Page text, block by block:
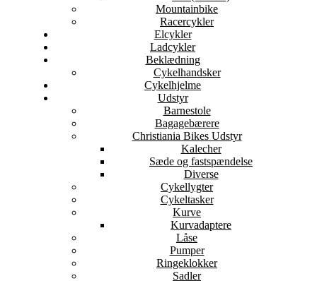
Mountainbike
Racercykler
Elcykler
Ladcykler
Beklædning
Cykelhandsker
Cykelhjelme
Udstyr
Barnestole
Bagagebærere
Christiania Bikes Udstyr
Kalecher
Sæde og fastspændelse
Diverse
Cykellygter
Cykeltasker
Kurve
Kurvadaptere
Låse
Pumper
Ringeklokker
Sadler